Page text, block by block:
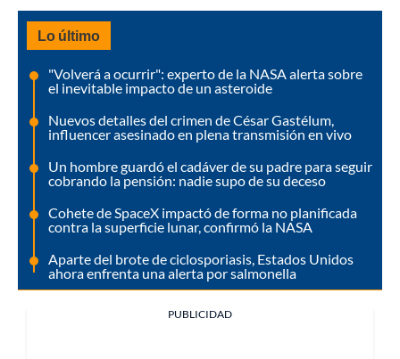
Lo último
"Volverá a ocurrir": experto de la NASA alerta sobre
el inevitable impacto de un asteroide
Nuevos detalles del crimen de César Gastélum,
influencer asesinado en plena transmisión en vivo
Un hombre guardó el cadáver de su padre para seguir
cobrando la pensión: nadie supo de su deceso
Cohete de SpaceX impactó de forma no planificada
contra la superficie lunar, confirmó la NASA
Aparte del brote de ciclosporiasis, Estados Unidos
ahora enfrenta una alerta por salmonella
PUBLICIDAD